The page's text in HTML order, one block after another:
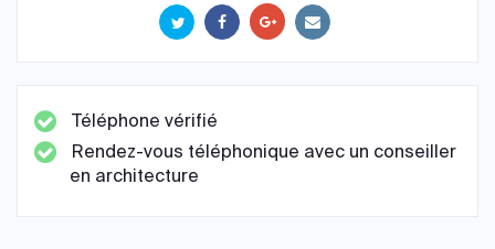
Téléphone vérifié
Rendez-vous téléphonique avec un conseiller
en architecture